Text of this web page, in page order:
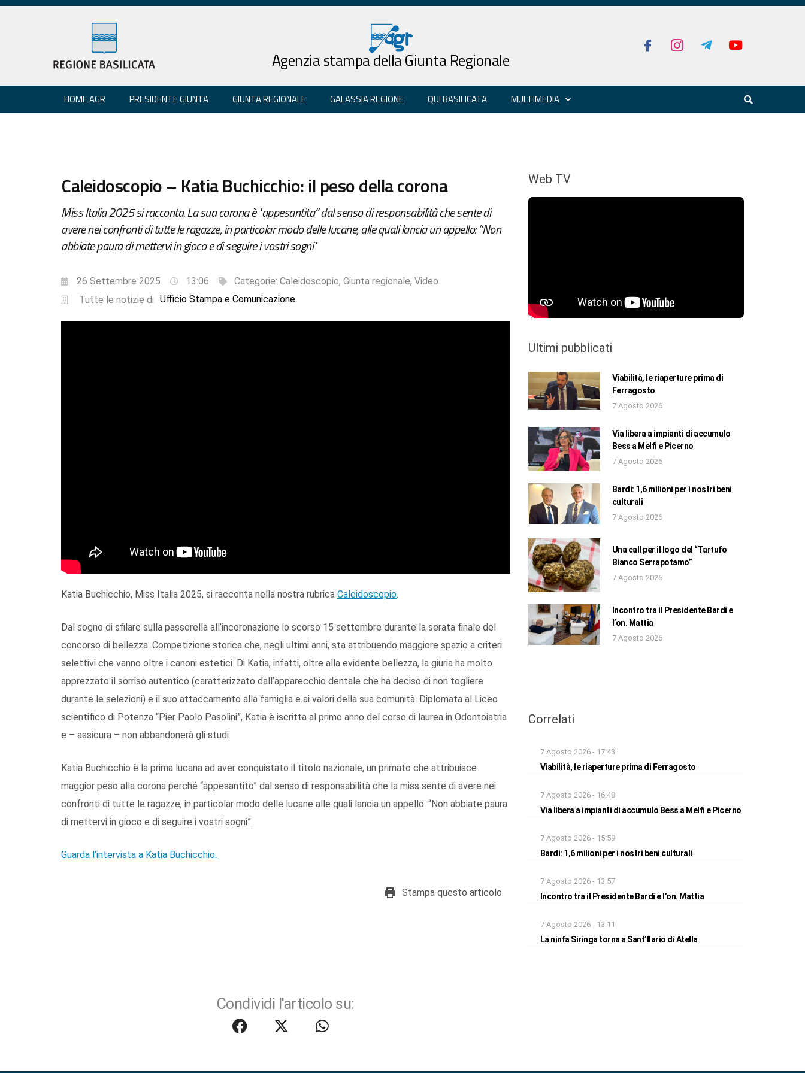
Agenzia stampa della Giunta Regionale
HOME AGR PRESIDENTE GIUNTA GIUNTA REGIONALE GALASSIA REGIONE QUI BASILICATA MULTIMEDIA
Caleidoscopio – Katia Buchicchio: il peso della corona
Miss Italia 2025 si racconta. La sua corona è "appesantita” dal senso di responsabilità che sente di
avere nei confronti di tutte le ragazze, in particolar modo delle lucane, alle quali lancia un appello: “Non
abbiate paura di mettervi in gioco e di seguire i vostri sogni"
26 Settembre 2025 13:06 Categorie: Caleidoscopio, Giunta regionale, Video
Tutte le notizie di Ufficio Stampa e Comunicazione
Katia Buchicchio, Miss Italia 2025, si racconta nella nostra rubrica Caleidoscopio.
Dal sogno di sfilare sulla passerella all’incoronazione lo scorso 15 settembre durante la serata finale del
concorso di bellezza. Competizione storica che, negli ultimi anni, sta attribuendo maggiore spazio a criteri
selettivi che vanno oltre i canoni estetici. Di Katia, infatti, oltre alla evidente bellezza, la giuria ha molto
apprezzato il sorriso autentico (caratterizzato dall’apparecchio dentale che ha deciso di non togliere
durante le selezioni) e il suo attaccamento alla famiglia e ai valori della sua comunità. Diplomata al Liceo
scientifico di Potenza “Pier Paolo Pasolini”, Katia è iscritta al primo anno del corso di laurea in Odontoiatria
e – assicura – non abbandonerà gli studi.
Katia Buchicchio è la prima lucana ad aver conquistato il titolo nazionale, un primato che attribuisce
maggior peso alla corona perché “appesantito” dal senso di responsabilità che la miss sente di avere nei
confronti di tutte le ragazze, in particolar modo delle lucane alle quali lancia un appello: “Non abbiate paura
di mettervi in gioco e di seguire i vostri sogni”.
Guarda l’intervista a Katia Buchicchio.
Stampa questo articolo
Condividi l'articolo su:
Web TV
Ultimi pubblicati
Viabilità, le riaperture prima di
Ferragosto
7 Agosto 2026
Via libera a impianti di accumulo
Bess a Melfi e Picerno
7 Agosto 2026
Bardi: 1,6 milioni per i nostri beni
culturali
7 Agosto 2026
Una call per il logo del “Tartufo
Bianco Serrapotamo”
7 Agosto 2026
Incontro tra il Presidente Bardi e
l’on. Mattia
7 Agosto 2026
Correlati
7 Agosto 2026 - 17:43
Viabilità, le riaperture prima di Ferragosto
7 Agosto 2026 - 16:48
Via libera a impianti di accumulo Bess a Melfi e Picerno
7 Agosto 2026 - 15:59
Bardi: 1,6 milioni per i nostri beni culturali
7 Agosto 2026 - 13:57
Incontro tra il Presidente Bardi e l’on. Mattia
7 Agosto 2026 - 13:11
La ninfa Siringa torna a Sant’Ilario di Atella